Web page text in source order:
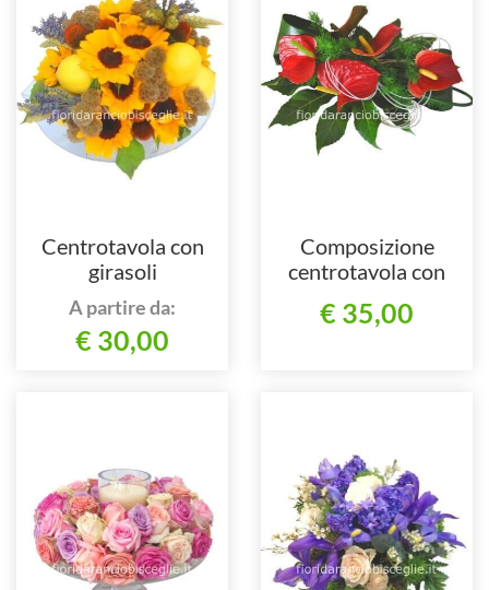
Centrotavola con
girasoli
A partire da:
€ 30,00
Composizione
centrotavola con
€ 35,00